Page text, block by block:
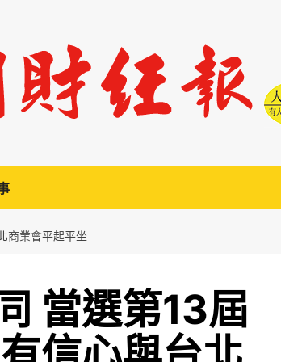
商業會平起平坐
當選第13屆